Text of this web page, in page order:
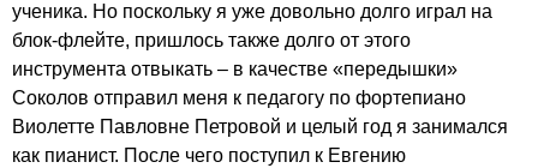
ученика. Но поскольку я уже довольно долго играл на
блок-флейте, пришлось также долго от этого
инструмента отвыкать – в качестве «передышки»
Соколов отправил меня к педагогу по фортепиано
Виолетте Павловне Петровой и целый год я занимался
как пианист. После чего поступил к Евгению